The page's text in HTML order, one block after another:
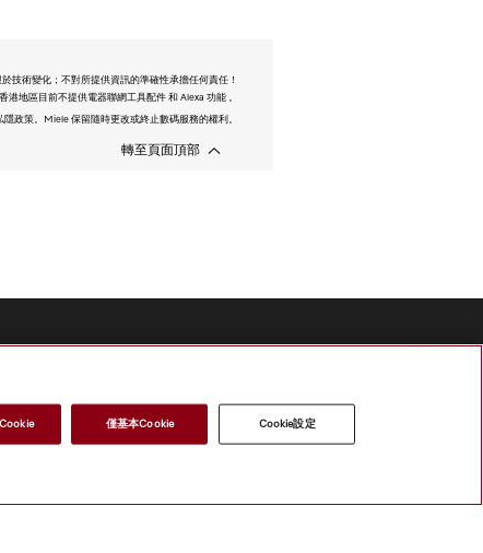
於技術變化；不對所提供資訊的準確性承擔任何責任！
港地區目前不提供電器聯網工具配件 和 Alexa 功能 。
政策。Miele 保留隨時更改或終止數碼服務的權利。
轉至頁面頂部
僅基本Cookie Cookie設定